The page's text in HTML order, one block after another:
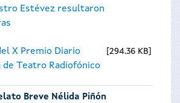
Estévez resultaron
X Premio Diario
de Teatro Radiofónico
294.36 KB
Breve Nélida Piñón